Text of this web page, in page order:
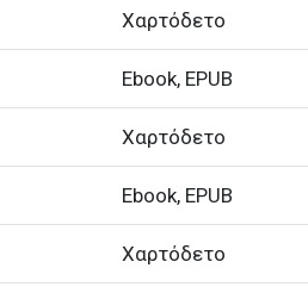
Χαρτόδετο
Ebook, EPUB
Χαρτόδετο
Ebook, EPUB
Χαρτόδετο